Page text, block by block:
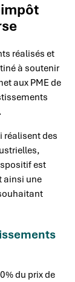
réalisés et
à soutenir
aux PME de
réalisent des
est
ainsi une
du prix de